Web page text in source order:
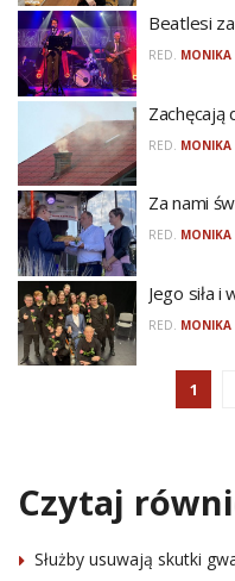
Beatlesi
RED. MONIKA
Zachęcają
RED. MONIKA
Za nami
RED. MONIKA
Jego siła
RED. MONIKA
1
Czytaj
Służby usuwają skutki